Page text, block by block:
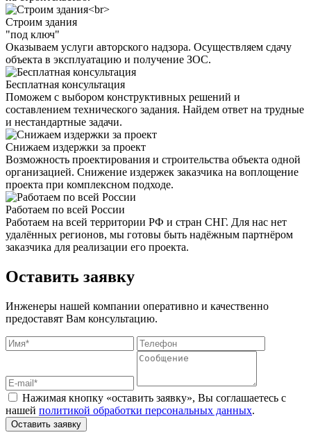
Строим здания
"под ключ"
Оказываем услуги авторского надзора. Осуществляем сдачу
объекта в эксплуатацию и получение ЗОС.
Бесплатная консультация
Поможем с выбором конструктивных решений и
составлением технического задания. Найдем ответ на трудные
и нестандартные задачи.
Снижаем издержки за проект
Возможность проектирования и строительства объекта одной
организацией. Снижение издержек заказчика на воплощение
проекта при комплексном подходе.
Работаем по всей России
Работаем на всей территории РФ и стран СНГ. Для нас нет
удалённых регионов, мы готовы быть надёжным партнёром
заказчика для реализации его проекта.
Оставить заявку
Инженеры нашей компании оперативно и качественно
предоставят Вам консультацию.
Нажимая кнопку «оставить заявку», Вы соглашаетесь с
нашей политикой обработки персональных данных.
Оставить заявку